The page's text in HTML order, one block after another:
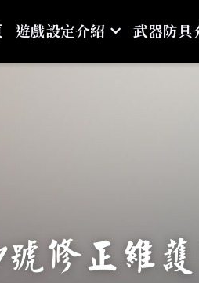
遊戲設定介紹 武器防具
號修正維